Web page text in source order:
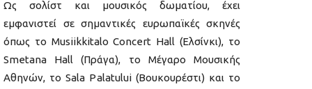
Ως σολίστ και μουσικός δωματίου, έχει
εμφανιστεί σε σημαντικές ευρωπαϊκές σκηνές
όπως το Musiikkitalo Concert Hall (Ελσίνκι), το
Smetana Hall (Πράγα), το Μέγαρο Μουσικής
Αθηνών, το Sala Palatului (Βουκουρέστι) και το